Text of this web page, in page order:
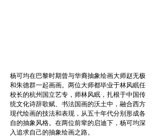
杨可均在巴黎时期曾与华裔抽象绘画大师赵无极
和朱德群一起画画。两位大师都毕业于林风眠任
校长的杭州国立艺专，师林风眠，扎根于中国传
统文化诗辞歌赋、书法国画的沃土中，融合西方
现代绘画的技法和表现，从五十年代分别形成各
自的抽象风格。在两位前辈的启迪下，杨可均深
入追求自己的抽象绘画之路。